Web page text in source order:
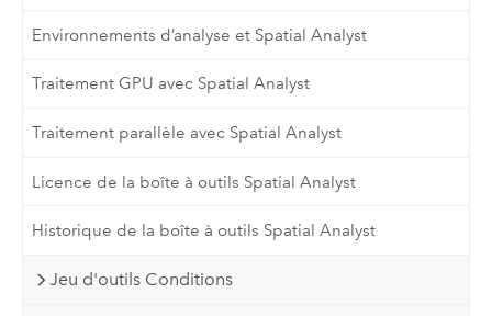
Environnements d’analyse et Spatial Analyst
Traitement GPU avec Spatial Analyst
Traitement parallèle avec Spatial Analyst
Licence de la boîte à outils Spatial Analyst
Historique de la boîte à outils Spatial Analyst
Jeu d'outils Conditions